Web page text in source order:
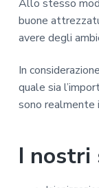
Allo stesso
buone
avere degli
In
quale sia
sono realmente
I nostri